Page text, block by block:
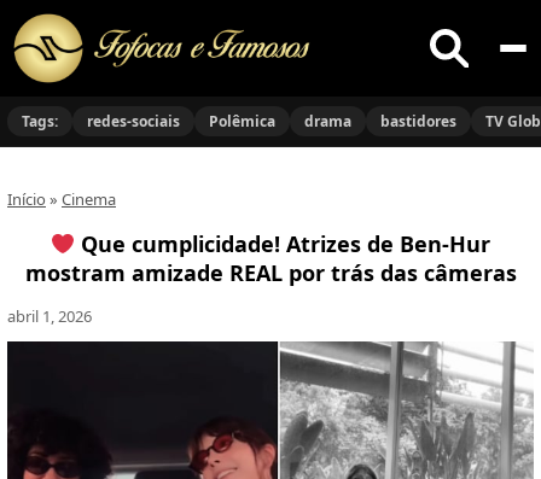
Buscar
no
Tags: redes-sociais Polêmica drama bastidores TV
Início » Cinema
Que cumplicidade! Atrizes de Ben-Hur
mostram amizade REAL por trás das câmeras
abril 1, 2026